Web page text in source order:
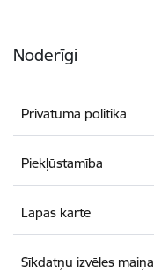
Noderīgi
Privātuma politika
Piekļūstamība
Lapas karte
Sīkdatņu izvēles maiņa